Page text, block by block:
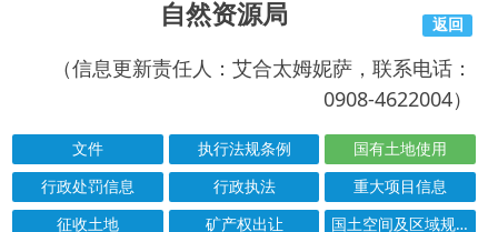
（信息更新责任人：艾合太姆妮萨，联系电话：
0908-4622004）
国有土地使用
行政处罚信息
行政执法
重大项目信息
征收土地
矿产权出让
国土空间及区域规划
行政许可
结果公示